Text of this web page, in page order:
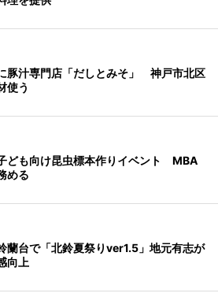
豚汁専門店「だしとみそ」 神戸市北区
使う
ども向け昆虫標本作りイベント MBA
める
蘭台で「北鈴夏祭りver1.5」地元有志が
向上